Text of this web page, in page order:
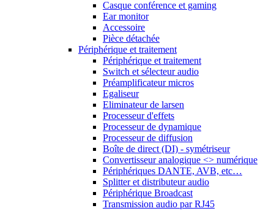
Casque conférence et gaming
Ear monitor
Accessoire
Pièce détachée
Périphérique et traitement
Périphérique et traitement
Switch et sélecteur audio
Préamplificateur micros
Egaliseur
Eliminateur de larsen
Processeur d'effets
Processeur de dynamique
Processeur de diffusion
Boîte de direct (DI) - symétriseur
Convertisseur analogique <> numérique
Périphériques DANTE, AVB, etc…
Splitter et distributeur audio
Périphérique Broadcast
Transmission audio par RJ45